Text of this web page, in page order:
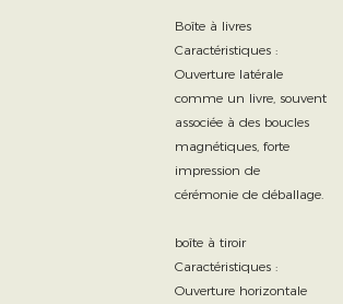
Boîte à livres
Caractéristiques :
Ouverture latérale
comme un livre, souvent
associée à des boucles
magnétiques, forte
impression de
cérémonie de déballage.
boîte à tiroir
Caractéristiques :
Ouverture horizontale